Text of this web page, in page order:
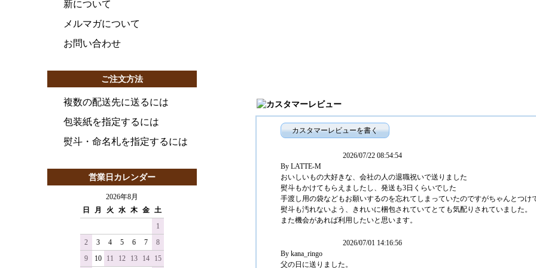
新について
メルマガについて
お問い合わせ
ご注文方法
複数の配送先に送るには
包装紙を指定するには
熨斗・命名札を指定するには
営業日カレンダー
2026年8月
日
月 火 水 木 金 土
1
2
3 4 5 6 7
8
9
10 11 12 13 14 15
カスタマーレビューを書く
2026/07/22 08:54:54
By LATTE-M
おいしいもの大好きな、会社の人の退職祝いで送りました
熨斗もかけてもらえましたし、発送も3日くらいでした
手渡し用の袋などもお願いするのを忘れてしまっていたのですがちゃんとつけ
熨斗も汚れないよう、きれいに梱包されていてとても気配りされていました。
また機会があれば利用したいと思います。
2026/07/01 14:16:56
By kana_ringo
父の日に送りました。